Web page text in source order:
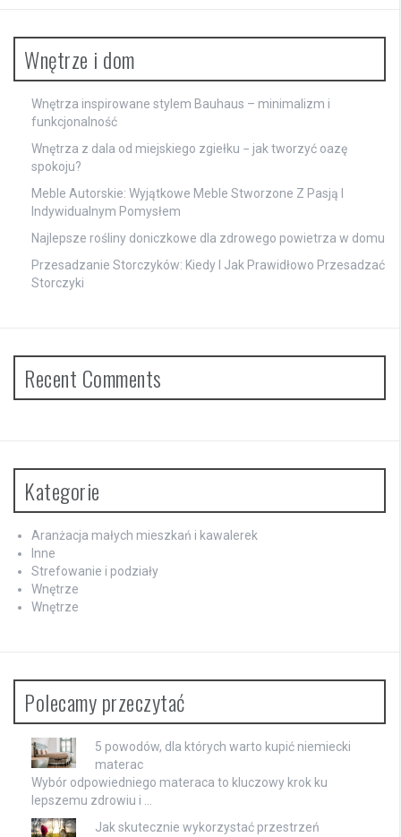
Wnętrze i dom
Wnętrza inspirowane stylem Bauhaus – minimalizm i
funkcjonalność
Wnętrza z dala od miejskiego zgiełku − jak tworzyć oazę
spokoju?
Meble Autorskie: Wyjątkowe Meble Stworzone Z Pasją I
Indywidualnym Pomysłem
Najlepsze rośliny doniczkowe dla zdrowego powietrza w domu
Przesadzanie Storczyków: Kiedy I Jak Prawidłowo Przesadzać
Storczyki
Recent Comments
Kategorie
Aranżacja małych mieszkań i kawalerek
Inne
Strefowanie i podziały
Wnętrze
Wnętrze
Polecamy przeczytać
5 powodów, dla których warto kupić niemiecki
materac
Wybór odpowiedniego materaca to kluczowy krok ku
lepszemu zdrowiu i …
Jak skutecznie wykorzystać przestrzeń